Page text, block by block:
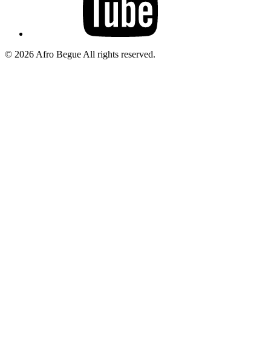
© 2026 Afro Begue All rights reserved.